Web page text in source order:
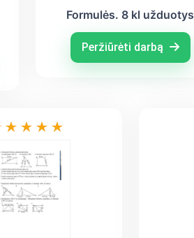
Formulės. 8 kl užduotys
Peržiūrėti darbą